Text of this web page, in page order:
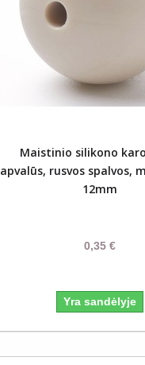
Maistinio silikono
apvalūs, rusvos spalvos,
12mm
0,35 €
Yra sandėlyje